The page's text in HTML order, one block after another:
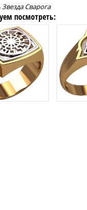
Сварога
посмотреть: